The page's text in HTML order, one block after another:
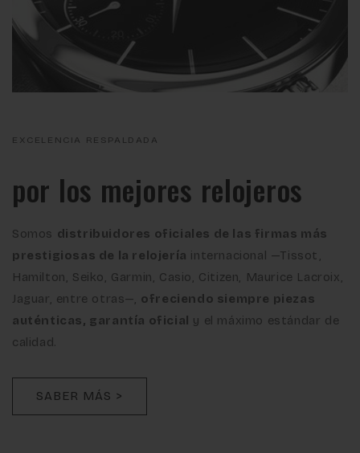
EXCELENCIA RESPALDADA
por los mejores relojeros
Somos distribuidores oficiales de las firmas más
prestigiosas de la relojería internacional —Tissot,
Hamilton, Seiko, Garmin, Casio, Citizen, Maurice Lacroix,
Jaguar, entre otras—, ofreciendo siempre piezas
auténticas, garantía oficial y el máximo estándar de
calidad.
SABER MÁS >